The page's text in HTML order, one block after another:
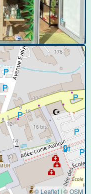
© Leaflet |©OSM